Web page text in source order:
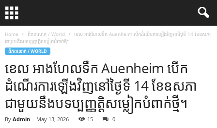
Home ពិភពលោក / World
ខេល អាងហែលទឹក Auenheim បើកដំណើរការឡើងវិញនៅថ្ងៃទី 14 ខែឧសភា
ជាមួយនឹងបទប្បញ្ញត្តិសម្លៀកបំពាក់ថ្មី។
ពិភពលោក / WORLD
ខេល អាងហែលទឹក Auenheim បើក
ដំណើរការឡើងវិញនៅថ្ងៃទី 14 ខែឧសភា
ជាមួយនឹងបទប្បញ្ញត្តិសម្លៀកបំពាក់ថ្មី។
By Admin - May 13, 2026 15 0